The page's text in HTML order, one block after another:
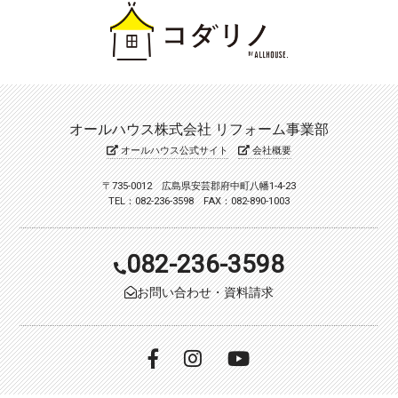
オールハウス株式会社 リフォーム事業部
オールハウス公式サイト 会社概要
〒735-0012 広島県安芸郡府中町八幡1-4-23
TEL：082-236-3598 FAX：082-890-1003
082-236-3598
お問い合わせ・資料請求